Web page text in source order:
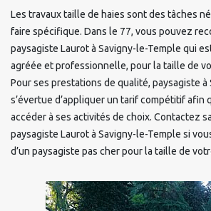
Les travaux taille de haies sont des tâches
faire spécifique. Dans le 77, vous pouvez
paysagiste Laurot à Savigny-le-Temple qui
agréée et professionnelle, pour la taille de
Pour ses prestations de qualité, paysagiste à
s’évertue d’appliquer un tarif compétitif afin
accéder à ses activités de choix. Contactez
paysagiste Laurot à Savigny-le-Temple si
d’un paysagiste pas cher pour la taille de